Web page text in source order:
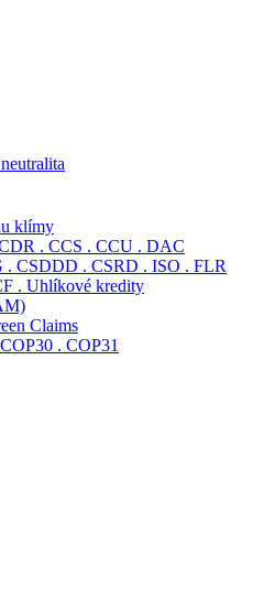
klímy
. CCS . CCU . DAC
. CSDDD . CSRD . ISO . FLR
. Uhlíkové kredity
Claims
. COP31